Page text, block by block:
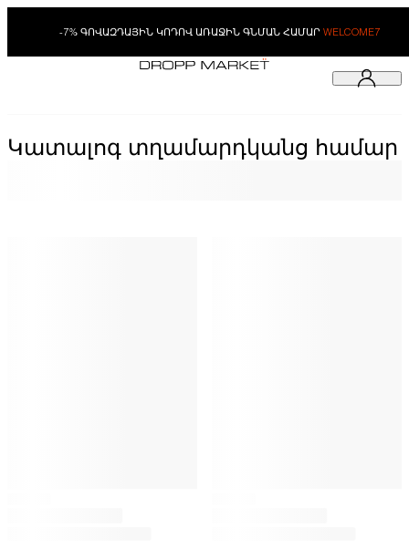
-7% ԳՈՎԱԶԴԱՅԻՆ ԿՈԴՈՎ ԱՌԱՋԻՆ ԳՆՄԱՆ ՀԱՄԱՐ WELCOME7
Կատալոգ տղամարդկանց համար